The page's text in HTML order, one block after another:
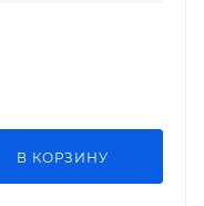
В КОРЗИНУ